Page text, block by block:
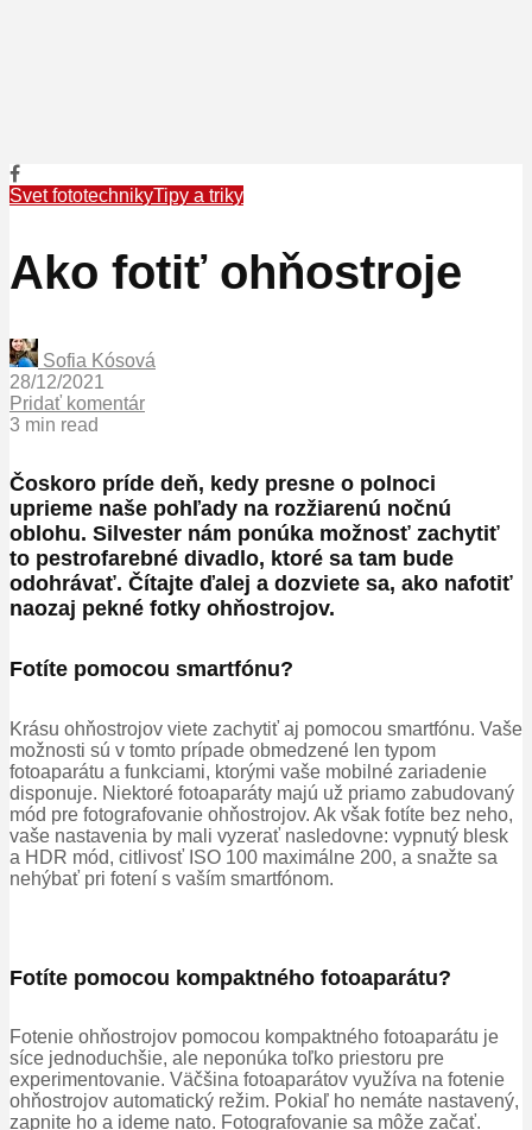
Svet fototechnikyTipy a triky
Ako fotiť ohňostroje
Sofia Kósová
28/12/2021
Pridať komentár
3 min read
Čoskoro príde deň, kedy presne o polnoci
uprieme naše pohľady na rozžiarenú nočnú
oblohu. Silvester nám ponúka možnosť zachytiť
to pestrofarebné divadlo, ktoré sa tam bude
odohrávať. Čítajte ďalej a dozviete sa, ako nafotiť
naozaj pekné fotky ohňostrojov.
Fotíte pomocou smartfónu?
Krásu ohňostrojov viete zachytiť aj pomocou smartfónu. Vaše
možnosti sú v tomto prípade obmedzené len typom
fotoaparátu a funkciami, ktorými vaše mobilné zariadenie
disponuje. Niektoré fotoaparáty majú už priamo zabudovaný
mód pre fotografovanie ohňostrojov. Ak však fotíte bez neho,
vaše nastavenia by mali vyzerať nasledovne: vypnutý blesk
a HDR mód, citlivosť ISO 100 maximálne 200, a snažte sa
nehýbať pri fotení s vaším smartfónom.
Fotíte pomocou kompaktného fotoaparátu?
Fotenie ohňostrojov pomocou kompaktného fotoaparátu je
síce jednoduchšie, ale neponúka toľko priestoru pre
experimentovanie. Väčšina fotoaparátov využíva na fotenie
ohňostrojov automatický režim. Pokiaľ ho nemáte nastavený,
zapnite ho a ideme nato. Fotografovanie sa môže začať.